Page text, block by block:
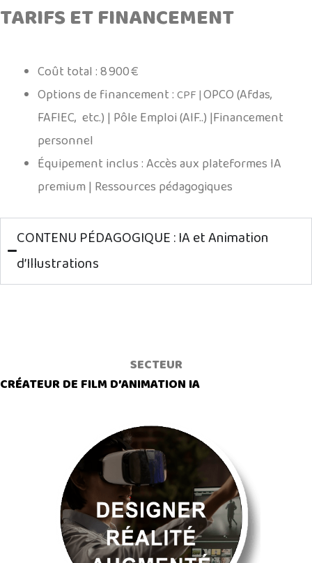
TARIFS ET FINANCEMENT
Coût total: 8 900 €
Options de financement: CPF |OPCO (Afdas,
FAFIEC, etc.) | Pôle Emploi (AIF..) |Financement
personnel
Équipement inclus:Accès aux plateformes IA
premium | Ressources pédagogiques
CONTENU PÉDAGOGIQUE : IA et Animation
d’Illustrations
SECTEUR
CRÉATEUR DE FILM D’ANIMATION IA